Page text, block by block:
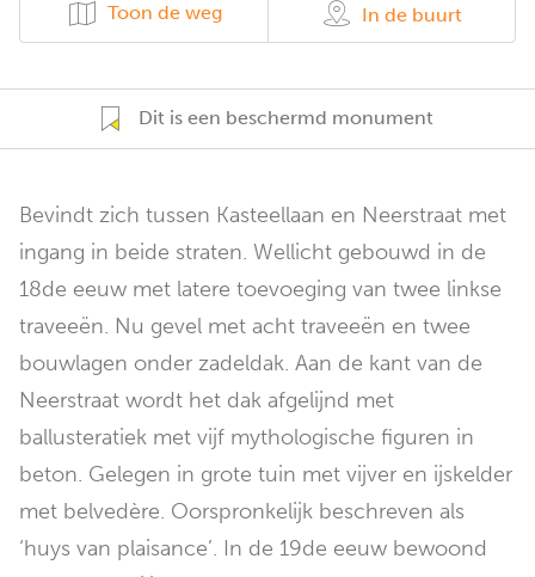
Toon de weg In de buurt
Dit is een beschermd monument
Bevindt zich tussen Kasteellaan en Neerstraat met
ingang in beide straten. Wellicht gebouwd in de
18de eeuw met latere toevoeging van twee linkse
traveeën. Nu gevel met acht traveeën en twee
bouwlagen onder zadeldak. Aan de kant van de
Neerstraat wordt het dak afgelijnd met
ballusteratiek met vijf mythologische figuren in
beton. Gelegen in grote tuin met vijver en ijskelder
met belvedère. Oorspronkelijk beschreven als
‘huys van plaisance’. In de 19de eeuw bewoond